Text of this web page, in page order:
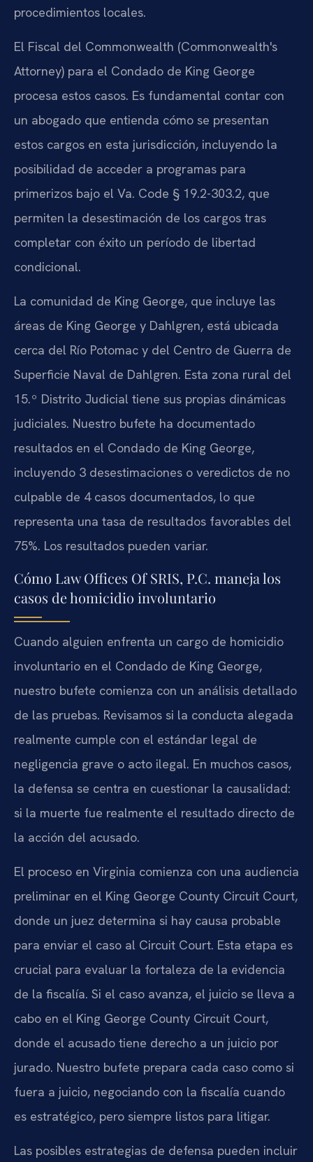
procedimientos locales.
El Fiscal del Commonwealth (Commonwealth's
Attorney) para el Condado de King George
procesa estos casos. Es fundamental contar con
un abogado que entienda cómo se presentan
estos cargos en esta jurisdicción, incluyendo la
posibilidad de acceder a programas para
primerizos bajo el Va. Code § 19.2-303.2, que
permiten la desestimación de los cargos tras
completar con éxito un período de libertad
condicional.
La comunidad de King George, que incluye las
áreas de King George y Dahlgren, está ubicada
cerca del Río Potomac y del Centro de Guerra de
Superficie Naval de Dahlgren. Esta zona rural del
15.º Distrito Judicial tiene sus propias dinámicas
judiciales. Nuestro bufete ha documentado
resultados en el Condado de King George,
incluyendo 3 desestimaciones o veredictos de no
culpable de 4 casos documentados, lo que
representa una tasa de resultados favorables del
75%. Los resultados pueden variar.
Cómo Law Offices Of SRIS, P.C. maneja los
casos de homicidio involuntario
Cuando alguien enfrenta un cargo de homicidio
involuntario en el Condado de King George,
nuestro bufete comienza con un análisis detallado
de las pruebas. Revisamos si la conducta alegada
realmente cumple con el estándar legal de
negligencia grave o acto ilegal. En muchos casos,
la defensa se centra en cuestionar la causalidad:
si la muerte fue realmente el resultado directo de
la acción del acusado.
El proceso en Virginia comienza con una audiencia
preliminar en el King George County Circuit Court,
donde un juez determina si hay causa probable
para enviar el caso al Circuit Court. Esta etapa es
crucial para evaluar la fortaleza de la evidencia
de la fiscalía. Si el caso avanza, el juicio se lleva a
cabo en el King George County Circuit Court,
donde el acusado tiene derecho a un juicio por
jurado. Nuestro bufete prepara cada caso como si
fuera a juicio, negociando con la fiscalía cuando
es estratégico, pero siempre listos para litigar.
Las posibles estrategias de defensa pueden incluir